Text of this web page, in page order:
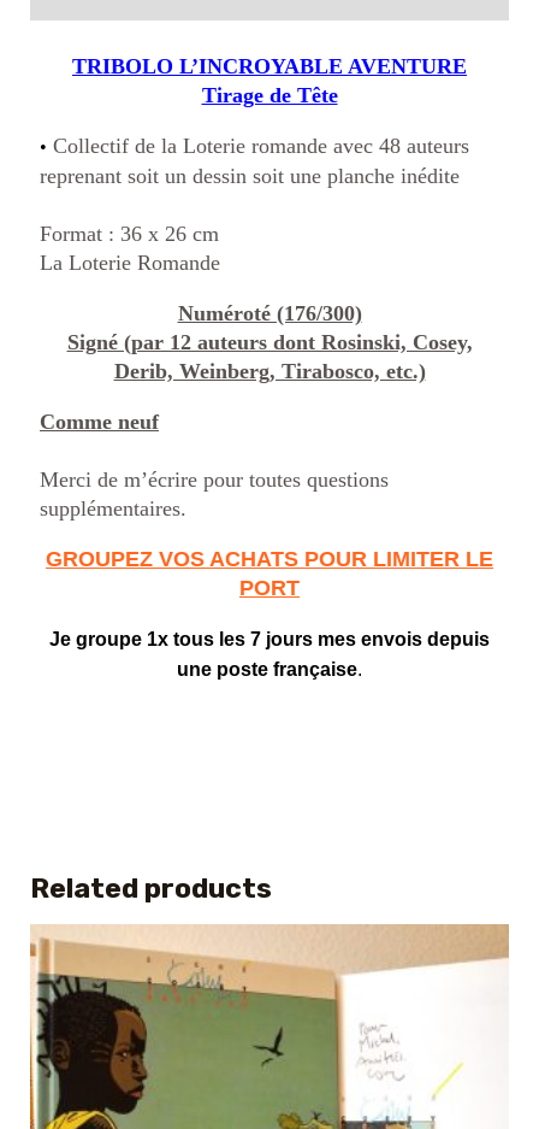
TRIBOLO L’INCROYABLE AVENTURE
Tirage de Tête
• Collectif de la Loterie romande avec 48 auteurs
reprenant soit un dessin soit une planche inédite
Format : 36 x 26 cm
La Loterie Romande
Numéroté (176/300)
Signé (par 12 auteurs dont Rosinski, Cosey,
Derib, Weinberg, Tirabosco, etc.)
Comme neuf
Merci de m’écrire pour toutes questions
supplémentaires.
GROUPEZ VOS ACHATS POUR LIMITER LE
PORT
Je groupe 1x tous les 7 jours mes envois depuis
une poste française.
Related products